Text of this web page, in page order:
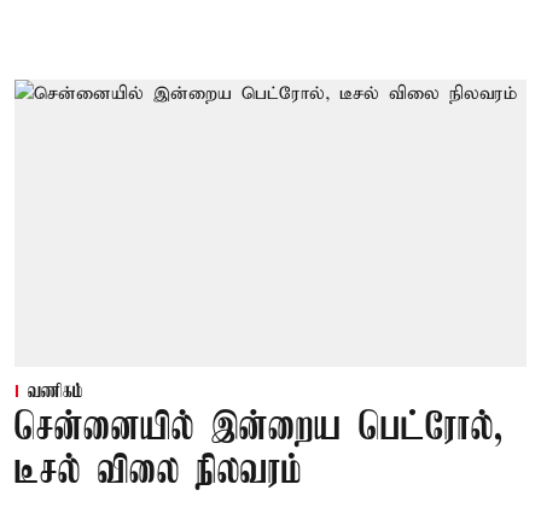
வணிகம்
சென்னையில் இன்றைய பெட்ரோல்,
டீசல் விலை நிலவரம்